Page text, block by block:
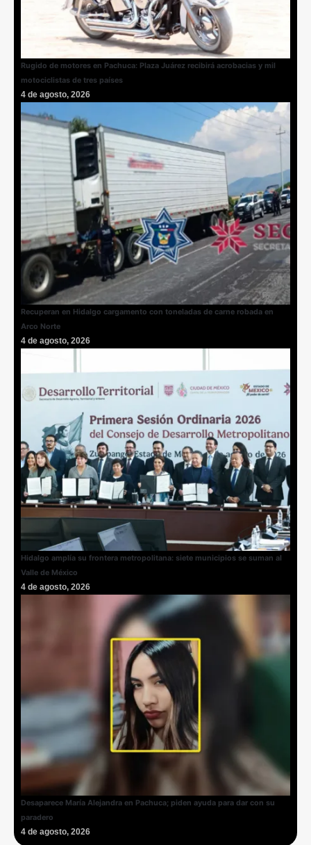
Rugido de motores en Pachuca: Plaza Juárez recibirá acrobacias y mil
motociclistas de tres países
4 de agosto, 2026
Recuperan en Hidalgo cargamento con toneladas de carne robada en
Arco Norte
4 de agosto, 2026
Hidalgo amplía su frontera metropolitana: siete municipios se suman al
Valle de México
4 de agosto, 2026
Desaparece María Alejandra en Pachuca; piden ayuda para dar con su
paradero
4 de agosto, 2026